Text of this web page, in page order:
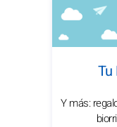
Y más: